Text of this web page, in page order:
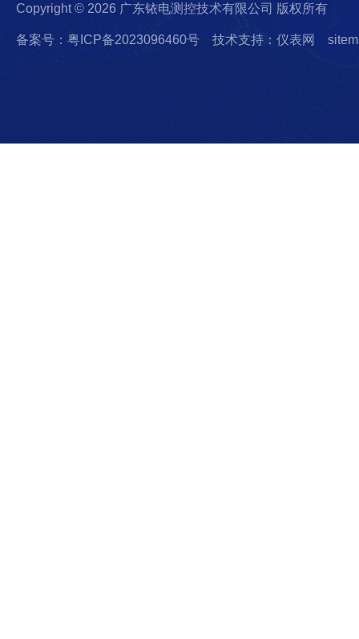
Copyright © 2026 广东铱电测控技术有限公司 版权所有
备案号：粤ICP备2023096460号 技术支持：仪表网